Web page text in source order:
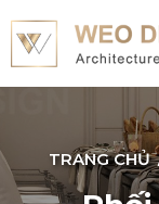
TRANG CHỦ